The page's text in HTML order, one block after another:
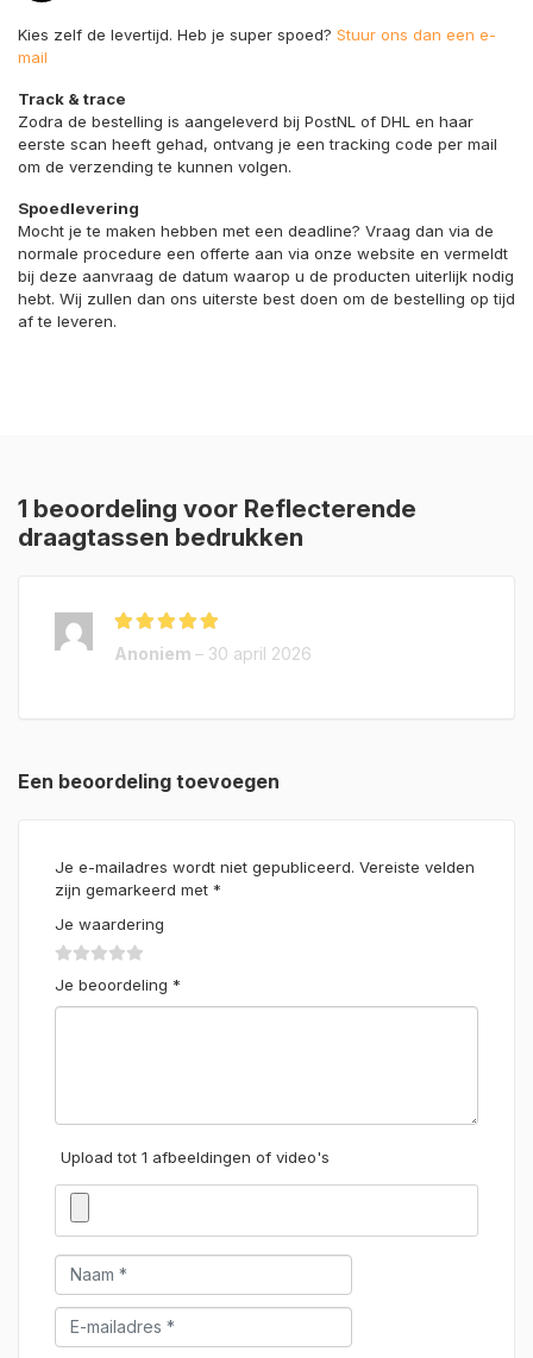
Kies zelf de levertijd. Heb je super spoed? Stuur ons dan een e-
mail
Track & trace
Zodra de bestelling is aangeleverd bij PostNL of DHL en haar
eerste scan heeft gehad, ontvang je een tracking code per mail
om de verzending te kunnen volgen.
Spoedlevering
Mocht je te maken hebben met een deadline? Vraag dan via de
normale procedure een offerte aan via onze website en vermeldt
bij deze aanvraag de datum waarop u de producten uiterlijk nodig
hebt. Wij zullen dan ons uiterste best doen om de bestelling op tijd
af te leveren.
1 beoordeling voor Reflecterende
draagtassen bedrukken
Gewaardeerd
uit 5
Anoniem – 30 april 2026
Een beoordeling toevoegen
Je e-mailadres wordt niet gepubliceerd. Vereiste velden
zijn gemarkeerd met *
Je waardering
Je beoordeling *
Upload tot 1 afbeeldingen of video's